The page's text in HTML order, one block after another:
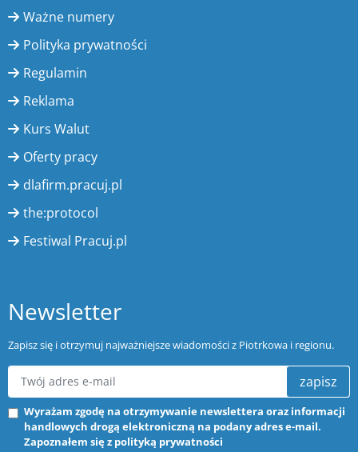
Ważne numery
Polityka prywatności
Regulamin
Reklama
Kurs Walut
Oferty pracy
dlafirm.pracuj.pl
the:protocol
Festiwal Pracuj.pl
Newsletter
Zapisz się i otrzymuj najważniejsze wiadomości z Piotrkowa i regionu.
zapisz
Wyrażam zgodę na otrzymywanie newslettera oraz informacji
handlowych drogą elektroniczną na podany adres e-mail.
Zapoznałem się z polityką prywatności